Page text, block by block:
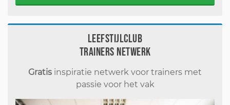
Leefstijlclub
Trainers Netwerk
Gratis inspiratie netwerk voor trainers met
passie voor het vak